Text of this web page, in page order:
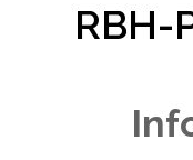
RBH-